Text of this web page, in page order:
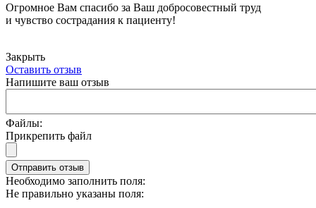
Огромное Вам спасибо за Ваш добросовестный труд
и чувство сострадания к пациенту!
Закрыть
Оставить отзыв
Напишите ваш отзыв
Файлы:
Прикрепить файл
Отправить отзыв
Необходимо заполнить поля:
Не правильно указаны поля: